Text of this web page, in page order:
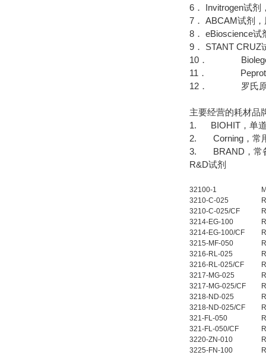
6． Invitrogen试剂
7． ABCAM试剂
8． eBioscience试
9． STANT CRUZ
10． Biolegend
11． Peprotech
12． 罗氏原料
主要经营的耗材品
1. BIOHIT，单道
2. Corning，常
3. BRAND，常
R&D试剂
32100-1
3210-C-025
3210-C-025/CF
3214-EG-100
3214-EG-100/CF
3215-MF-050
3216-RL-025
3216-RL-025/CF
3217-MG-025
3217-MG-025/CF
3218-ND-025
3218-ND-025/CF
321-FL-050
321-FL-050/CF
3220-ZN-010
3225-FN-100